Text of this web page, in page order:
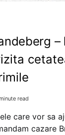
–
read
care vor sa
cazare